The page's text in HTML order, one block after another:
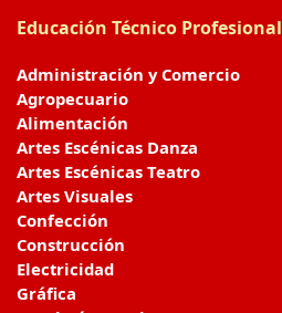
Educación Técnico Profesional
Administración y Comercio
Agropecuario
Alimentación
Artes Escénicas Danza
Artes Escénicas Teatro
Artes Visuales
Confección
Construcción
Electricidad
Gráfica